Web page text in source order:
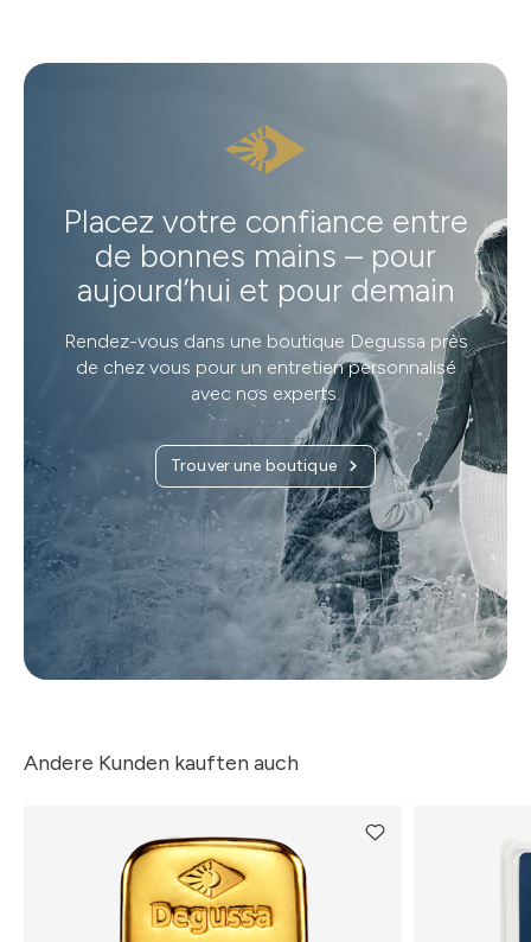
Placez votre confiance entre
de bonnes mains – pour
aujourd’hui et pour demain
Rendez-vous dans une boutique Degussa près
de chez vous pour un entretien personnalisé
avec nos experts.
Trouver une boutique
Andere Kunden kauften auch